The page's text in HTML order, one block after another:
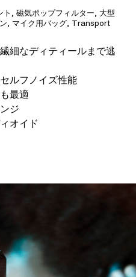
細なディティールまで逃
ルフノイズ性能
最適
ジ
オイド
ト , 磁気ポップフィルター, 大型
, マイク用バッグ, Transport